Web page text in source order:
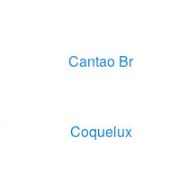
Cantao Br
Coquelux